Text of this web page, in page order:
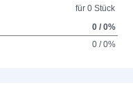
für 0 Stück
0 / 0%
0 / 0%